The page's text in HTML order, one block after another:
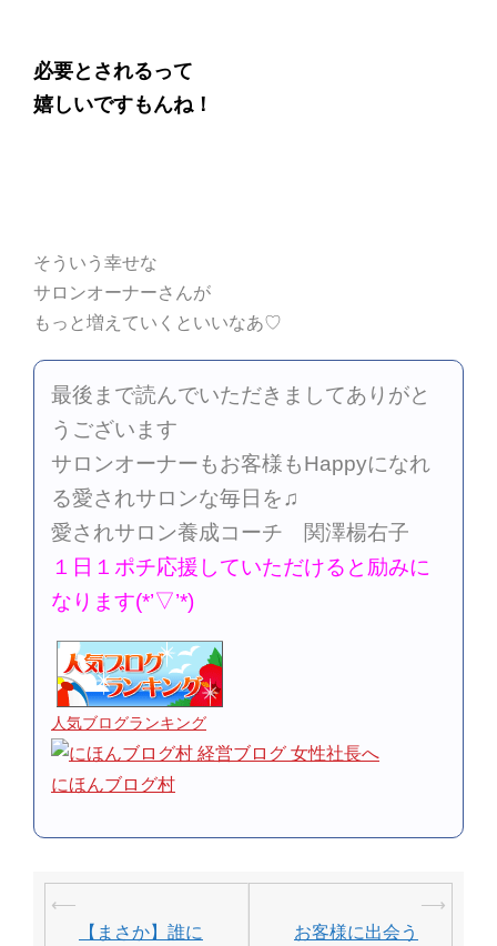
必要とされるって
嬉しいですもんね！
そういう幸せな
サロンオーナーさんが
もっと増えていくといいなあ♡
最後まで読んでいただきましてありがと
うございます
サロンオーナーもお客様もHappyになれ
る愛されサロンな毎日を♫
愛されサロン養成コーチ 関澤楊右子
１日１ポチ応援していただけると励みに
なります(*’▽’*)
人気ブログランキング
にほんブログ村
投
⟵
【まさか】誰に
お客様に出会う
⟶